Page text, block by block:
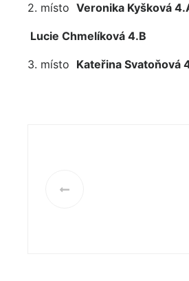
2. místo Veronika Kyšková
Lucie Chmelíková 4.B
3. místo Kateřina Svatoňová